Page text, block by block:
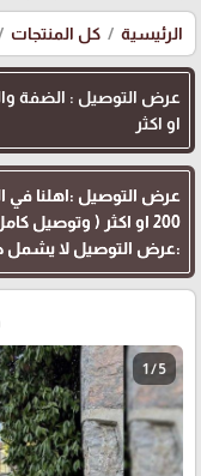
الرئيسية كل المنتجات
او اكثر
:عرض التوصيل لا يشمل
1 / 5